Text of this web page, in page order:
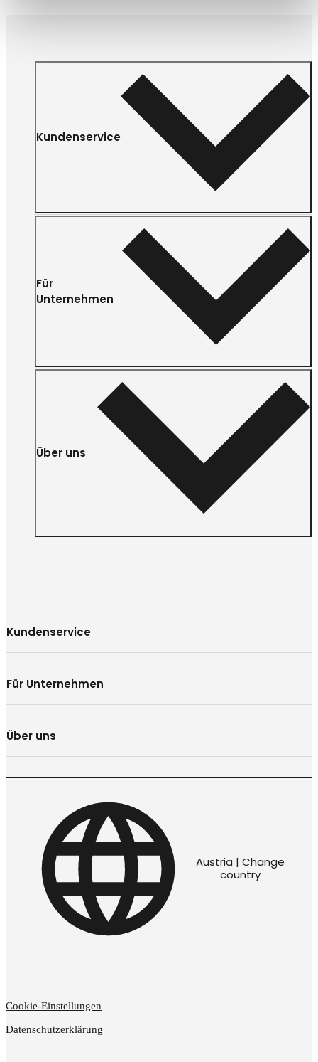
Kundenservice
Für
Unternehmen
Über uns
Kundenservice
Für Unternehmen
Über uns
Austria | Change
country
Cookie-Einstellungen
Datenschutzerklärung